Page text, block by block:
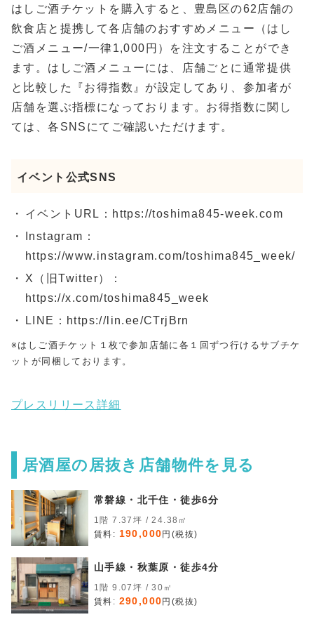
はしご酒チケットを購入すると、豊島区の62店舗の
飲食店と提携して各店舗のおすすめメニュー（はし
ご酒メニュー/一律1,000円）を注文することができ
ます。はしご酒メニューには、店舗ごとに通常提供
と比較した『お得指数』が設定してあり、参加者が
店舗を選ぶ指標になっております。お得指数に関し
ては、各SNSにてご確認いただけます。
イベント公式SNS
イベントURL：https://toshima845-week.com
Instagram：
https://www.instagram.com/toshima845_week/
X（旧Twitter）：
https://x.com/toshima845_week
LINE：https://lin.ee/CTrjBrn
※はしご酒チケット１枚で参加店舗に各１回ずつ行けるサブチケ
ットが同梱しております。
プレスリリース詳細
居酒屋の居抜き店舗物件を見る
常磐線・北千住・徒歩6分
1階 7.37坪 / 24.38㎡
賃料: 190,000 円(税抜)
山手線・秋葉原・徒歩4分
1階 9.07坪 / 30㎡
賃料: 290,000 円(税抜)